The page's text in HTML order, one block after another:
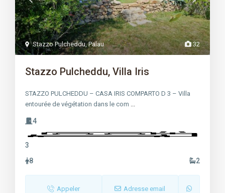
32
Stazzo Pulcheddu,Palau
Stazzo Pulcheddu, Villa Iris
STAZZO PULCHEDDU – CASA IRIS COMPARTO D 3 – Villa
entourée de végétation dans le com
4
3
8
2
Appeler Adresse email